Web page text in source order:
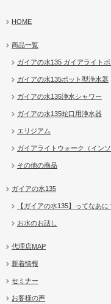
HOME
商品一覧
ガイアの水135 ガイアライト
ガイアの水135ポット型浄水器
ガイアの水135浄水シャワー
ガイアの水135蛇口用浄水器
エリジアム
ガイアライトウォーク（インソ
その他の商品
ガイアの水135
【ガイアの水135】ってなあに
お水のお話し
代理店MAP
新着情報
セミナー
お客様の声